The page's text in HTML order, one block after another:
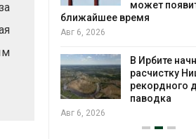
появиться в
Ирбите начнут
Ницы после
дождевого
Авг 5, 2026
Авг 5, 2026